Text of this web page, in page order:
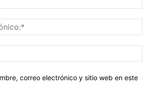
correo electrónico y sitio web en este